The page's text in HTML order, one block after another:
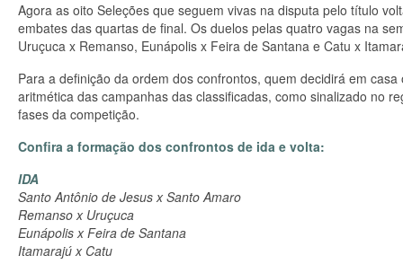
Agora as oito Seleções que seguem vivas na disputa pelo título
embates das quartas de final. Os duelos pelas quatro vagas na
Uruçuca x Remanso, Eunápolis x Feira de Santana e Catu x
Para a definição da ordem dos confrontos, quem decidirá em
aritmética das campanhas das classificadas, como sinalizado no
fases da competição.
Confira a formação dos confrontos de ida e volta:
IDA
Santo Antônio de Jesus x Santo Amaro
Remanso x Uruçuca
Eunápolis x Feira de Santana
Itamarajú x Catu